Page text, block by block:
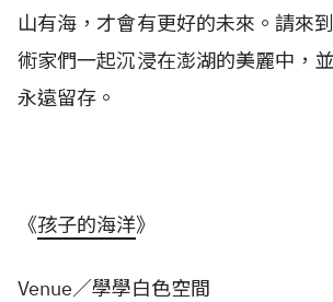
山有海，才會有更好的未來。請來
術家們一起沉浸在澎湖的美麗中，
永遠留存。
《孩子的海洋》
Venue／學學白色空間